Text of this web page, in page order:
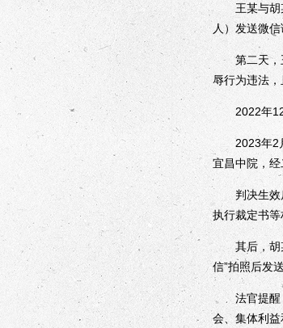
王某与胡某
人）发送微
第二天，王
辱行为违法
2022年12月
2023年2月
宜昌中院，经
判决生效后
执行裁定书
其后，胡某
信”拍照后发
法官提醒，
会、集体利